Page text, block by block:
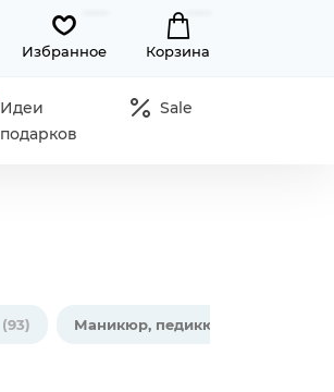
Избранное Корзина
Идеи
подарков
Sale
(93) Маникюр, педикюр